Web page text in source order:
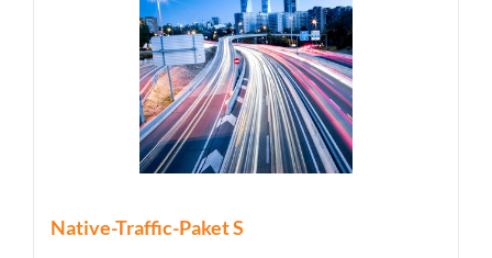
Native-Traffic-Paket S